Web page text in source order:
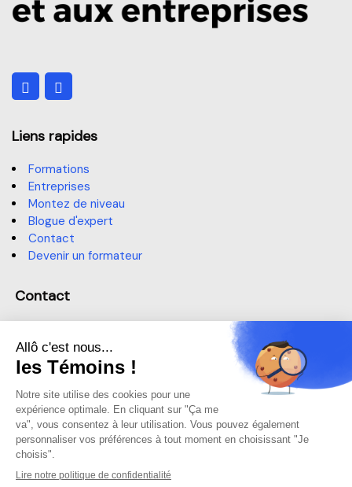
Liens rapides
Formations
Entreprises
Montez de niveau
Blogue d'expert
Contact
Devenir un formateur
Contact
sae@claurendeau.qc.ca
1111 Rue Lapierre, LaSalle,
Centre d'aide
Centre d'aide